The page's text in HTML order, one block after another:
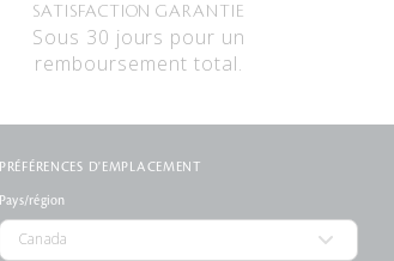
SATISFACTION GARANTIE
Sous 30 jours pour un
remboursement total.
PRÉFÉRENCES D'EMPLACEMENT
Pays/région